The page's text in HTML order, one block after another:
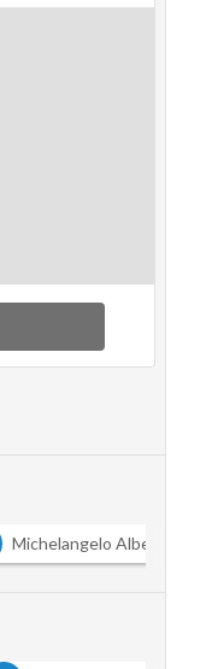
Michelangelo Albertazzi